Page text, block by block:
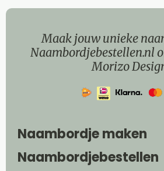
Maak jouw unieke
Naambordjebestellen.nl
Morizo
Naambordje maken
Naambordjebestellen